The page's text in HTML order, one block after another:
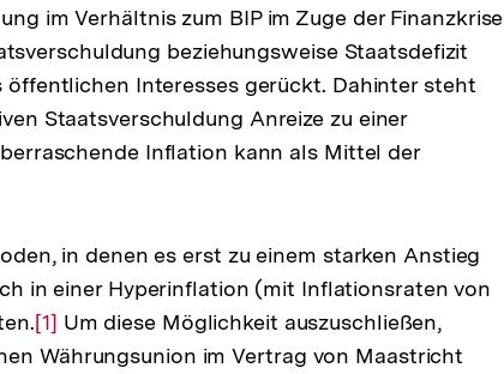
im Verhältnis zum BIP im Zuge der Finanzkrise
beziehungsweise Staatsdefizit
Interesses gerückt. Dahinter steht
Staatsverschuldung Anreize zu einer
Inflation kann als Mittel der
in denen es erst zu einem starken Anstieg
in einer Hyperinflation (mit Inflationsraten von
Zur
Auflösung
[1] Um diese Möglichkeit auszuschließen,
Währungsunion im Vertrag von Maastricht